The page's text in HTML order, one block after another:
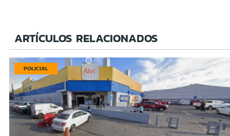
ARTÍCULOS RELACIONADOS
POLICIAL